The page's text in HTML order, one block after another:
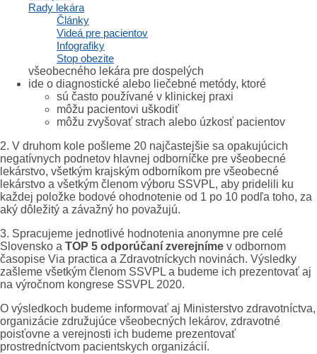
Rady lekára
Články
Videá pre pacientov
Infografiky
Stop obezite
organizáciách.
Podnety musia spĺňať tietokritériá
každý podnet/aktivita spadá do kompetencie
všeobecného lekára pre dospelých
ide o diagnostické alebo liečebné metódy, ktoré
sú často používané v klinickej praxi
môžu pacientovi uškodiť
môžu zvyšovať strach alebo úzkosť pacientov
2. V druhom kole pošleme 20 najčastejšie sa opakujúcich
negatívnych podnetov hlavnej odborníčke pre všeobecné
lekárstvo, všetkým krajským odborníkom pre všeobecné
lekárstvo a všetkým členom výboru SSVPL, aby pridelili ku
každej položke bodové ohodnotenie od 1 po 10 podľa toho, za
aký dôležitý a závažný ho považujú.
3. Spracujeme jednotlivé hodnotenia anonymne pre celé
Slovensko a TOP 5 odporúčaní zverejníme v odbornom
časopise Via practica a Zdravotníckych novinách. Výsledky
zašleme všetkým členom SSVPL a budeme ich prezentovať aj
na výročnom kongrese SSVPL 2020.
O výsledkoch budeme informovať aj Ministerstvo zdravotníctva,
organizácie združujúce všeobecných lekárov, zdravotné
poisťovne a verejnosti ich budeme prezentovať
prostredníctvom pacientskych organizácií.